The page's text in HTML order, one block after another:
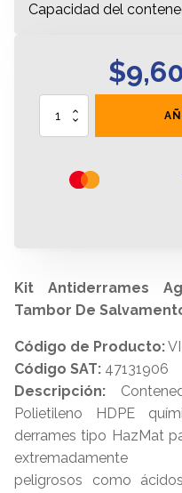
Capacidad del
$
Galones
Kit Antiderrames
Tambor De
Código de Producto:
Código SAT: 47131906
Descripción:
Polietileno HDPE
derrames tipo HazMat
extremadamente
peligrosos como